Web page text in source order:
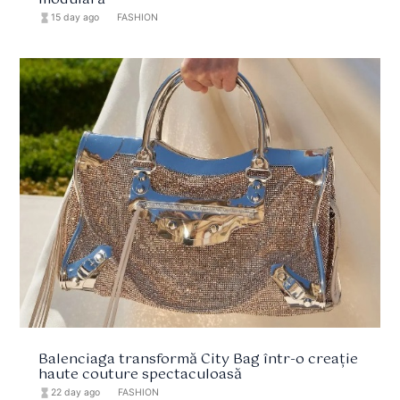
hourglass_full 15 day ago FASHION
Balenciaga transformă City Bag într-o creație
haute couture spectaculoasă
hourglass_full 22 day ago FASHION